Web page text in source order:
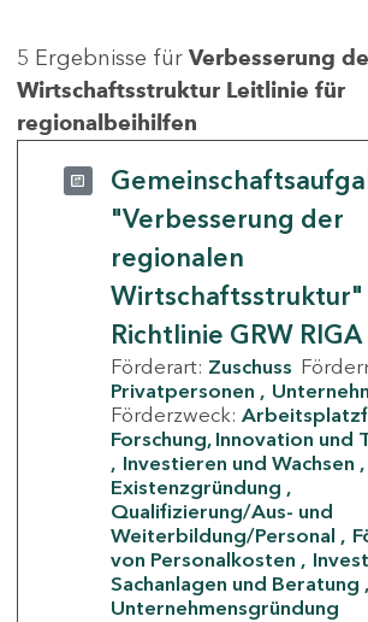
5 Ergebnisse für Verbesserung
Wirtschaftsstruktur Leitlinie für
regionalbeihilfen
"Verbesserung der
regionalen
Wirtschaftsstruktur"
Richtlinie GRW RIGA
Förderart: Zuschuss
Privatpersonen
Förderzweck:
Forschung, Innovation und
Investieren und Wachsen
Existenzgründung
Qualifizierung/Aus- und
Weiterbildung/Personal
von Personalkosten
Sachanlagen und Beratung
Unternehmensgründung